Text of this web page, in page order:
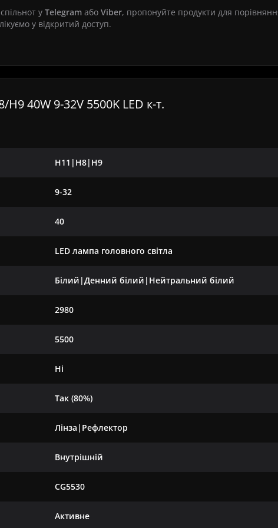
у Telegram або Viber, пропонуйте продукти для
у відкритий доступ.
40W 9-32V 5500K LED к-т.
H11|H8|H9
9-32
40
LED лампа головного світла
Білий|Денний білий|Нейтральний білий
2980
5500
Ні
Так (80%)
Лінза|Рефлектор
Внутрішній
CG5530
Активне